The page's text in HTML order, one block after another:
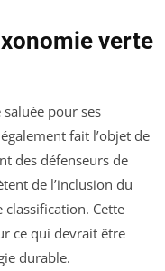
verte
saluée pour ses
fait l’objet de
des défenseurs de
de l’inclusion du
classification. Cette
ce qui devrait être
durable.